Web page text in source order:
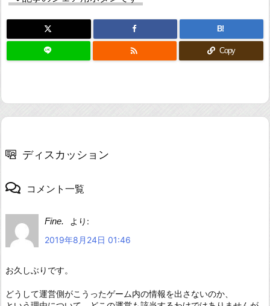
B!
 Copy
ディスカッション
コメント一覧
Fine.
より:
2019年8月24日 01:46
お久しぶりです。
どうして運営側がこうったゲーム内の情報を出さないのか、